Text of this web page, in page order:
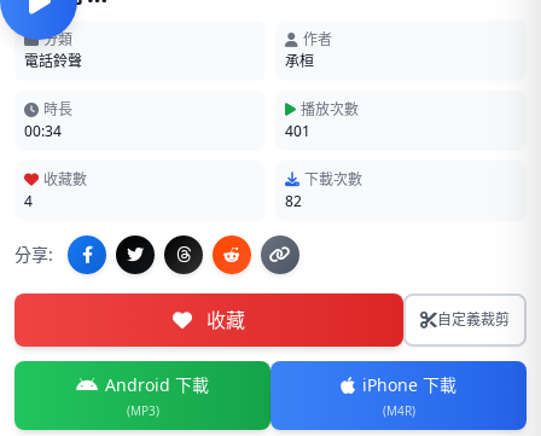
分類
電話鈴聲
作者
承桓
時長
00:34
播放次數
401
收藏數
4
下載次數
82
分享:
收藏 自定義裁剪
Android 下載
(MP3)
iPhone 下載
(M4R)